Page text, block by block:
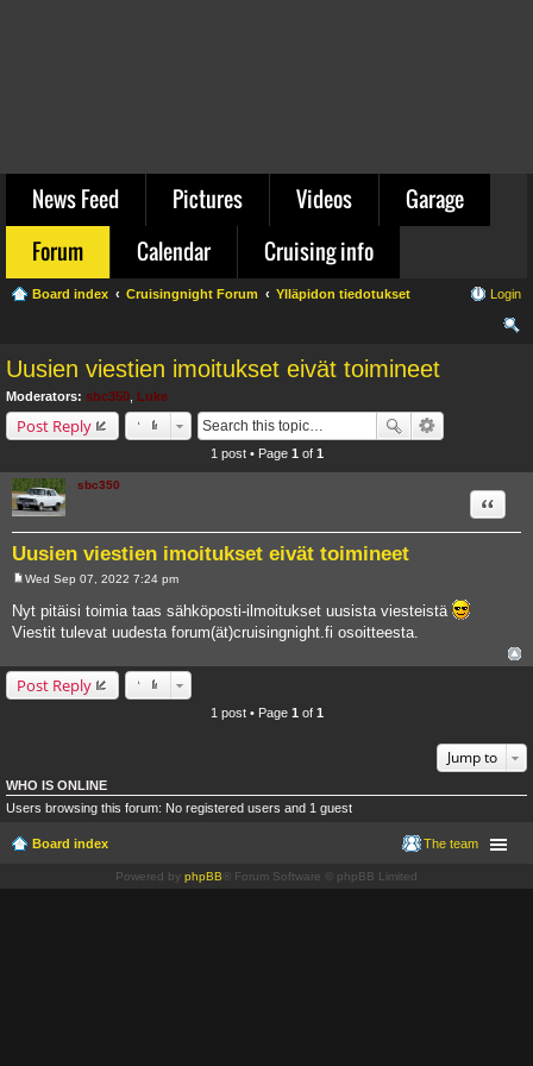
News Feed Pictures Videos
Garage
Forum
Calendar Cruising info
Board index Cruisingnight Forum Ylläpidon tiedotukset Login
Uusien viestien imoitukset eivät toimineet
Moderators: sbc350 Luke
Post Reply
1 post • Page 1 of 1
sbc350
Uusien viestien imoitukset eivät toimineet
Quote
s
t
Wed Sep 07, 2022 7:24 pm
Nyt pitäisi toimia taas sähköposti-ilmoitukset uusista viesteistä
Viestit tulevat uudesta forum(ät)cruisingnight.fi osoitteesta.
Post Reply
1 post • Page 1 of 1
Jump to
WHO IS ONLINE
Users browsing this forum: No registered users and 1 guest
Board index The team
Powered by phpBB ® Forum Software © phpBB Limited